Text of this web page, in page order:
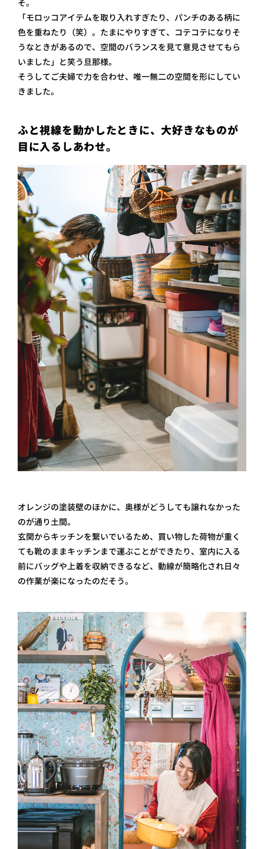
そ。
「モロッコアイテムを取り入れすぎたり、パンチのある柄に
色を重ねたり（笑）。たまにやりすぎて、コテコテになりそ
うなときがあるので、空間のバランスを見て意見させてもら
いました」と笑う旦那様。
そうしてご夫婦で力を合わせ、唯一無二の空間を形にしてい
きました。
ふと視線を動かしたときに、大好きなものが
目に入るしあわせ。
オレンジの塗装壁のほかに、奥様がどうしても譲れなかった
のが通り土間。
玄関からキッチンを繋いでいるため、買い物した荷物が重く
ても靴のままキッチンまで運ぶことができたり、室内に入る
前にバッグや上着を収納できるなど、動線が簡略化され日々
の作業が楽になったのだそう。